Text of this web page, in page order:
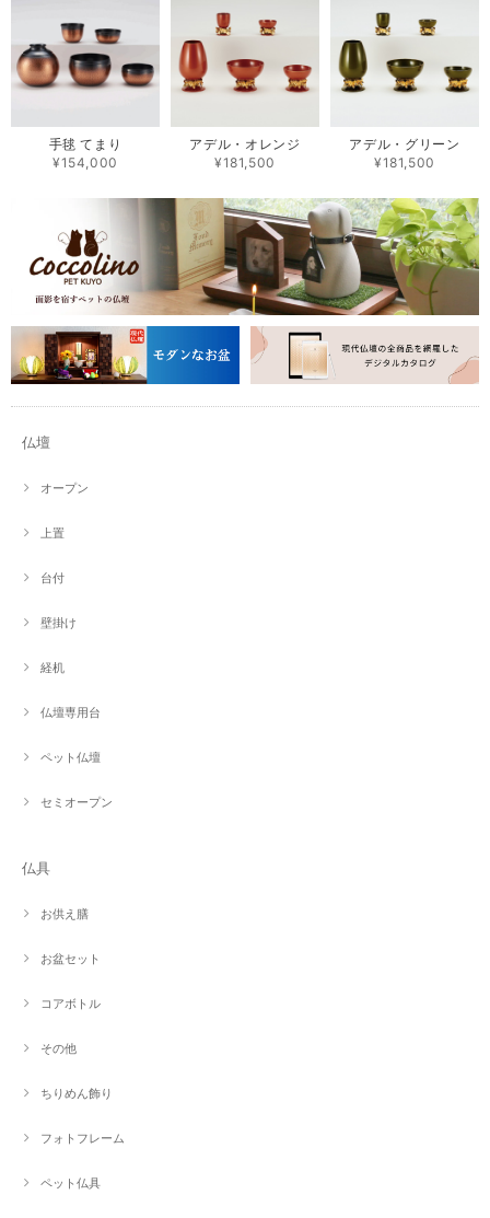
手毬 てまり
¥154,000
アデル・オレンジ
¥181,500
アデル・グリーン
¥181,500
仏壇
オープン
上置
台付
壁掛け
経机
仏壇専用台
ペット仏壇
セミオープン
仏具
お供え膳
お盆セット
コアボトル
その他
ちりめん飾り
フォトフレーム
ペット仏具